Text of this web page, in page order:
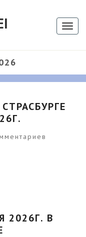
2026Г. В